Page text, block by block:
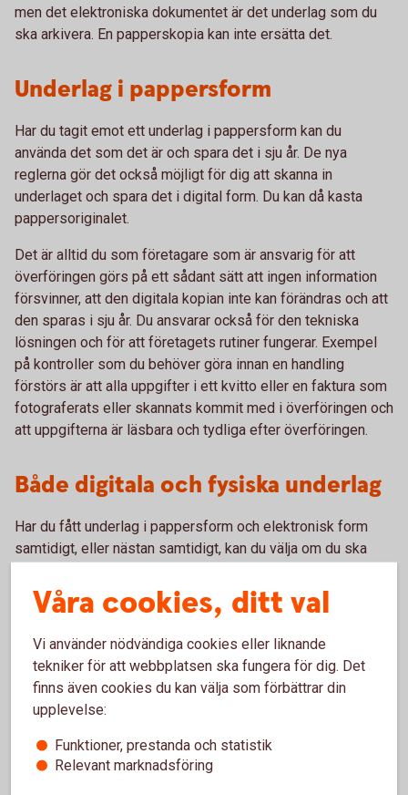
men det elektroniska dokumentet är det underlag som du
ska arkivera. En papperskopia kan inte ersätta det.
Underlag i pappersform
Har du tagit emot ett underlag i pappersform kan du
använda det som det är och spara det i sju år. De nya
reglerna gör det också möjligt för dig att skanna in
underlaget och spara det i digital form. Du kan då kasta
pappersoriginalet.
Det är alltid du som företagare som är ansvarig för att
överföringen görs på ett sådant sätt att ingen information
försvinner, att den digitala kopian inte kan förändras och att
den sparas i sju år. Du ansvarar också för den tekniska
lösningen och för att företagets rutiner fungerar. Exempel
på kontroller som du behöver göra innan en handling
förstörs är att alla uppgifter i ett kvitto eller en faktura som
fotograferats eller skannats kommit med i överföringen och
att uppgifterna är läsbara och tydliga efter överföringen.
Både digitala och fysiska underlag
Har du fått underlag i pappersform och elektronisk form
samtidigt, eller nästan samtidigt, kan du välja om du ska
spara det elektroniska underlaget kan du slänga
pappersversionen och vice versa. Det underlag du väljer att
behålla ska sparas i sju år.
Mer information finns i Bokföringsnämndens vägledning
BFNAR 2013:2.
Våra cookies, ditt val
Vi använder nödvändiga cookies eller liknande
tekniker för att webbplatsen ska fungera för dig. Det
finns även cookies du kan välja som förbättrar din
upplevelse:
Funktioner, prestanda och statistik
Relevant marknadsföring